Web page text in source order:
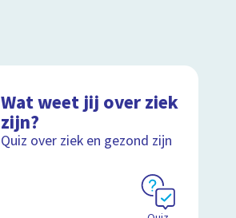
Wat weet jij over ziek
zijn?
Quiz over ziek en gezond zijn